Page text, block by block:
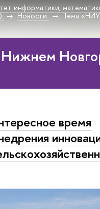
информатики,
Новости Тема
время